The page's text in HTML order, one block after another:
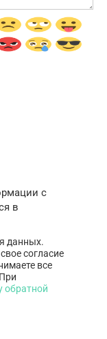
с
в
данных.
согласие
все
обратной